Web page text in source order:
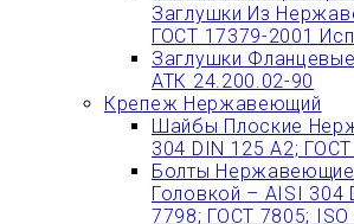
Заглушки Из
ГОСТ 17379-2001
Заглушки
АТК 24.200.02-90
Крепеж Нержавеющий
Шайбы Плоские
304 DIN 125 A2;
Болты
Головкой – AISI 304
7798; ГОСТ 7805; ISO